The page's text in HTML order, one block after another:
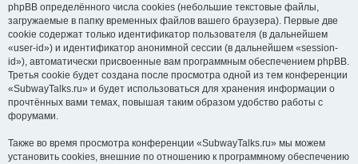
phpBB определённого числа cookies (небольшие текстовые файлы,
загружаемые в папку временных файлов вашего браузера). Первые две
cookie содержат только идентификатор пользователя (в дальнейшем
«user-id») и идентификатор анонимной сессии (в дальнейшем «session-
id»), автоматически присвоенные вам программным обеспечением phpBB.
Третья cookie будет создана после просмотра одной из тем конференции
«SubwayTalks.ru» и будет использоваться для хранения информации о
прочтённых вами темах, повышая таким образом удобство работы с
форумами.
Также во время просмотра конференции «SubwayTalks.ru» мы можем
установить cookies, внешние по отношению к программному обеспечению